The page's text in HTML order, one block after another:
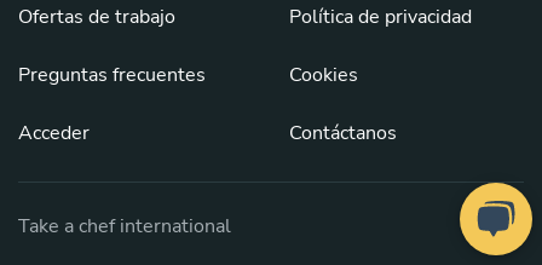
Ofertas de trabajo
Preguntas frecuentes
Acceder
Política de privacidad
Cookies
Contáctanos
Take a chef international